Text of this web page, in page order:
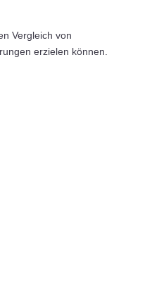
Vergleich von
erzielen können.